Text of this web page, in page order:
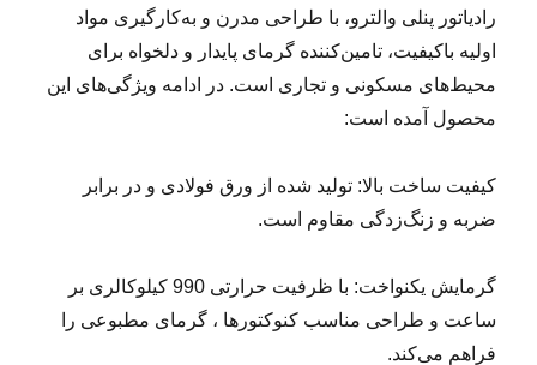
رادیاتور پنلی والترو، با طراحی مدرن و به‌کارگیری مواد
اولیه‌ باکیفیت، تامین‌کننده گرمای پایدار و دلخواه برای
محیط‌های مسکونی و تجاری است. در ادامه ویژگی‌های این
محصول آمده است:
کیفیت ساخت بالا: تولید شده از ورق فولادی و در برابر
ضربه و زنگ‌زدگی مقاوم است.
گرمایش یکنواخت: با ظرفیت حرارتی 990 کیلوکالری بر
ساعت و طراحی مناسب کنوکتورها ، گرمای مطبوعی را
فراهم می‌کند.